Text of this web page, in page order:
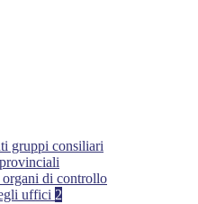
gruppi consiliari
di controllo
uffici 2